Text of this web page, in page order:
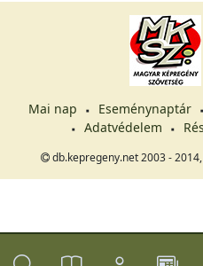
Mai nap Eseménynaptár
Adatvédelem
db.kepregeny.net 2003 - 2014,